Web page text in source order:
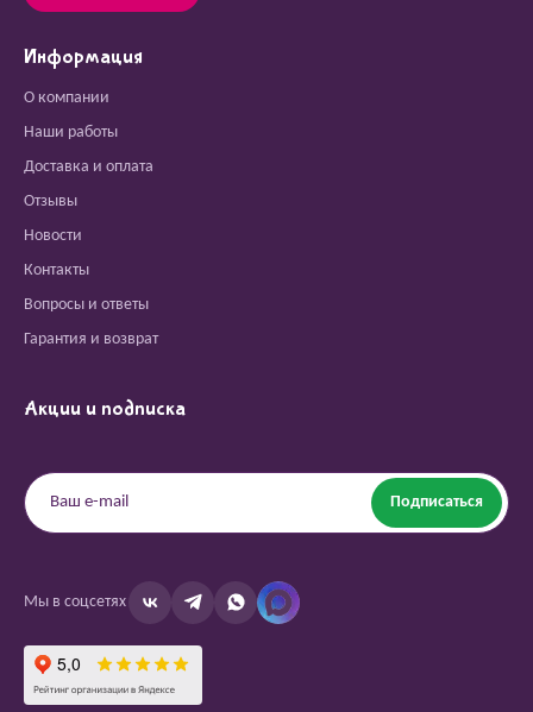
Информация
О компании
Наши работы
Доставка и оплата
Отзывы
Новости
Контакты
Вопросы и ответы
Гарантия и возврат
Акции и подписка
Подписаться
Мы в соцсетях